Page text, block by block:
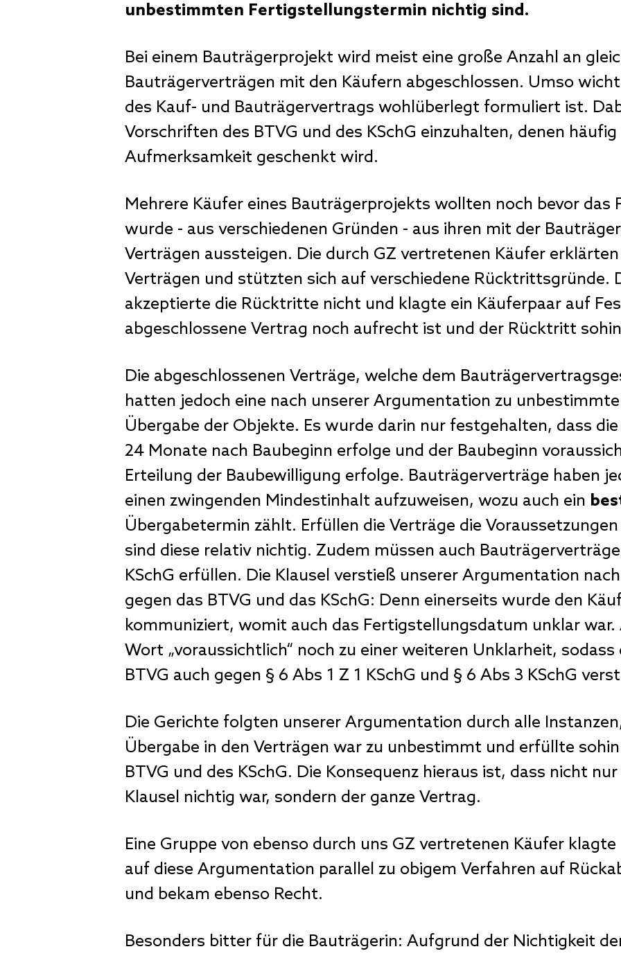
unbestimmten Fertigstellungstermin nichtig sind.
Bei einem Bauträgerprojekt wird meist eine große Anzahl an
Bauträgerverträgen mit den Käufern abgeschlossen. Umso
des Kauf- und Bauträgervertrags wohlüberlegt formuliert ist.
Vorschriften des BTVG und des KSchG einzuhalten, denen
Aufmerksamkeit geschenkt wird.
Mehrere Käufer eines Bauträgerprojekts wollten noch bevor
wurde - aus verschiedenen Gründen - aus ihren mit der
Verträgen aussteigen. Die durch GZ vertretenen Käufer
Verträgen und stützten sich auf verschiedene Rücktrittsgründe.
akzeptierte die Rücktritte nicht und klagte ein Käuferpaar auf
abgeschlossene Vertrag noch aufrecht ist und der Rücktritt
Die abgeschlossenen Verträge, welche dem
hatten jedoch eine nach unserer Argumentation zu
Übergabe der Objekte. Es wurde darin nur festgehalten, dass
24 Monate nach Baubeginn erfolge und der Baubeginn
Erteilung der Baubewilligung erfolge. Bauträgerverträge haben
einen zwingenden Mindestinhalt aufzuweisen, wozu auch ein
Übergabetermin zählt. Erfüllen die Verträge die
sind diese relativ nichtig. Zudem müssen auch
KSchG erfüllen. Die Klausel verstieß unserer Argumentation
gegen das BTVG und das KSchG: Denn einerseits wurde den
kommuniziert, womit auch das Fertigstellungsdatum unklar
Wort „voraussichtlich“ noch zu einer weiteren Unklarheit, sodass
BTVG auch gegen § 6 Abs 1 Z 1 KSchG und § 6 Abs 3 KSchG
Die Gerichte folgten unserer Argumentation durch alle
Übergabe in den Verträgen war zu unbestimmt und erfüllte
BTVG und des KSchG. Die Konsequenz hieraus ist, dass nicht
Klausel nichtig war, sondern der ganze Vertrag.
Eine Gruppe von ebenso durch uns GZ vertretenen Käufer
auf diese Argumentation parallel zu obigem Verfahren auf
und bekam ebenso Recht.
Besonders bitter für die Bauträgerin: Aufgrund der Nichtigkeit